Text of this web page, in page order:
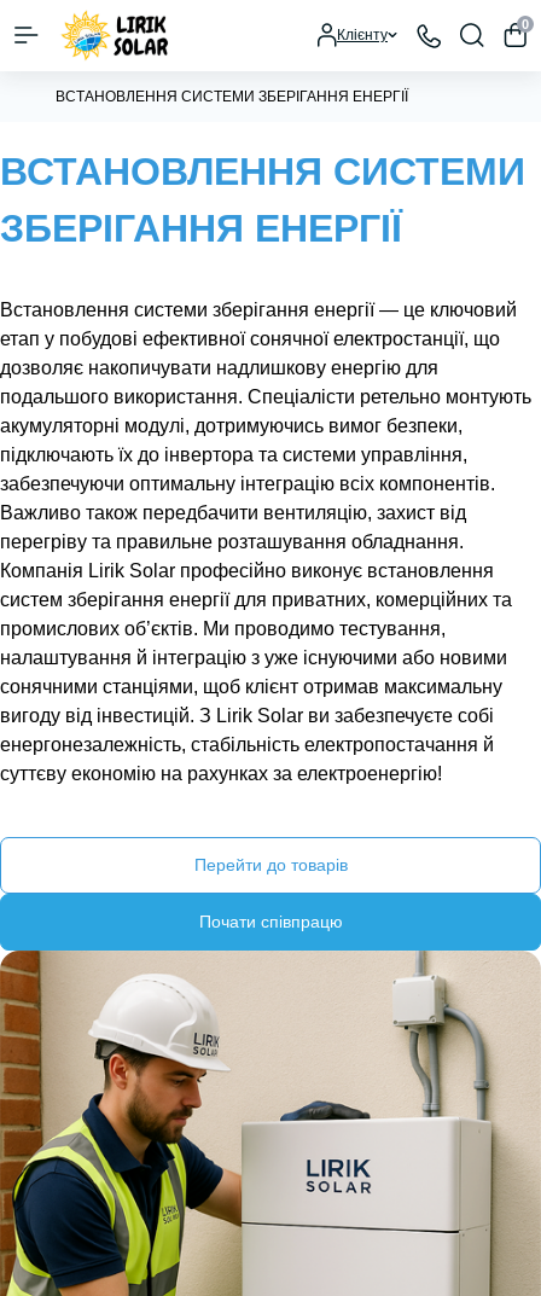
Клієнту
0
ВСТАНОВЛЕННЯ СИСТЕМИ ЗБЕРІГАННЯ ЕНЕРГІЇ
ВСТАНОВЛЕННЯ СИСТЕМИ
ЗБЕРІГАННЯ ЕНЕРГІЇ
Встановлення системи зберігання енергії — це ключовий
етап у побудові ефективної сонячної електростанції, що
дозволяє накопичувати надлишкову енергію для
подальшого використання. Спеціалісти ретельно монтують
акумуляторні модулі, дотримуючись вимог безпеки,
підключають їх до інвертора та системи управління,
забезпечуючи оптимальну інтеграцію всіх компонентів.
Важливо також передбачити вентиляцію, захист від
перегріву та правильне розташування обладнання.
Компанія Lirik Solar професійно виконує встановлення
систем зберігання енергії для приватних, комерційних та
промислових об’єктів. Ми проводимо тестування,
налаштування й інтеграцію з уже існуючими або новими
сонячними станціями, щоб клієнт отримав максимальну
вигоду від інвестицій. З Lirik Solar ви забезпечуєте собі
енергонезалежність, стабільність електропостачання й
суттєву економію на рахунках за електроенергію!
Перейти до товарів
Почати співпрацю